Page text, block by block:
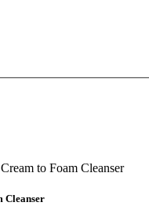
to Foam Cleanser
Cleanser